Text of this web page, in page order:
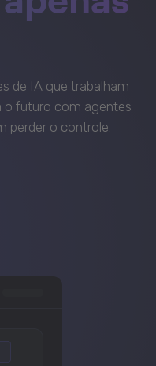
de IA que trabalham
o futuro com agentes
perder o controle.